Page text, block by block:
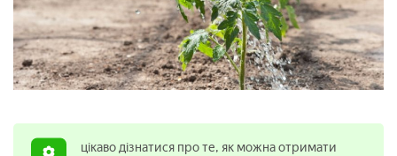
цікаво дізнатися про те, як можна отримати